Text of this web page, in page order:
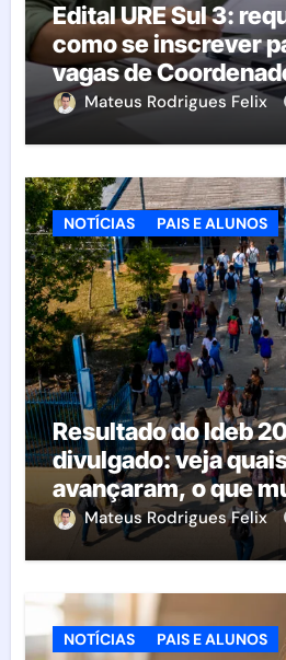
Edital URE Sul 3:
como se inscrever
vagas de
Diretor
Mateus Rodrigues Felix
NOTÍCIAS PAIS E ALUNOS
Resultado do Ideb
divulgado: veja
avançaram, o que
esperar da
Mateus Rodrigues Felix
NOTÍCIAS PAIS E ALUNOS